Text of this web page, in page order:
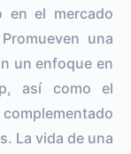
en el mercado
una
un enfoque en
así como el
La vida de una